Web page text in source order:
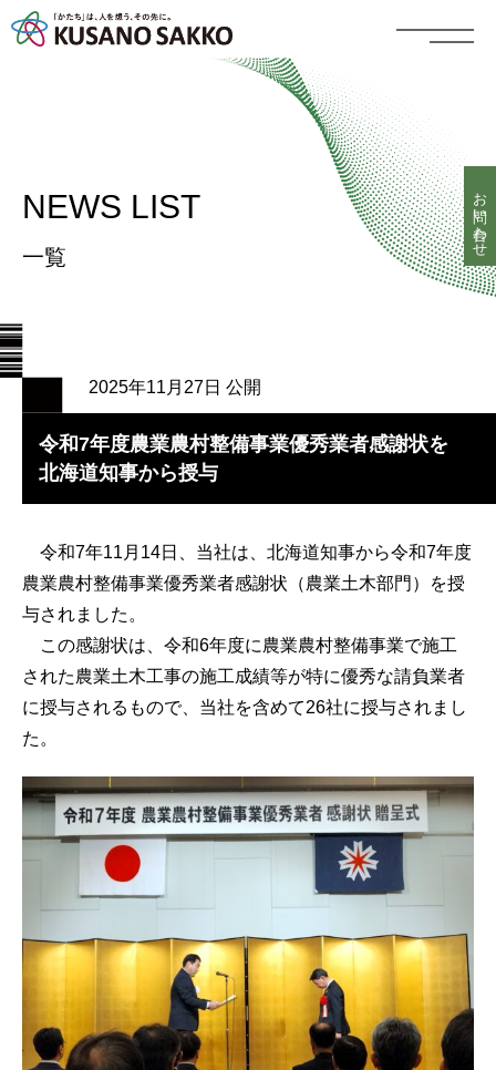
NEWS LIST
一覧
2025年11月27日 公開
令和7年度農業農村整備事業優秀業者感謝状を
北海道知事から授与
令和7年11月14日、当社は、北海道知事から令和7年度
農業農村整備事業優秀業者感謝状（農業土木部門）を授
与されました。
この感謝状は、令和6年度に農業農村整備事業で施工
された農業土木工事の施工成績等が特に優秀な請負業者
に授与されるもので、当社を含めて26社に授与されまし
た。
お問い合わせ